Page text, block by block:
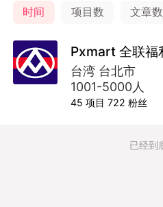
时间 项目数 文章数
Pxmart 全联福
台湾 台北市
1001-5000人
45 项目 722 粉丝
已经到